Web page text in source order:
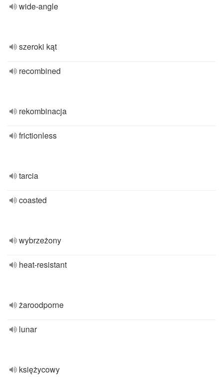
wide-angle
szeroki kąt
recombined
rekombinacja
frictionless
tarcia
coasted
wybrzeżony
heat-resistant
żaroodporne
lunar
księżycowy